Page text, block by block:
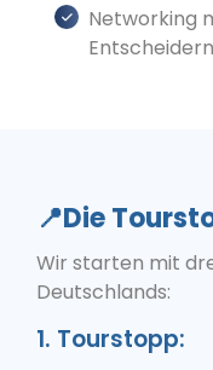
Networking
📍Die
Wir starten mit
Deutschlands:
1. Tourstopp: